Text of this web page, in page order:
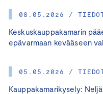
08.05.2026 /
Keskuskauppakamarin
epävarmaan kevääseen
05.05.2026 /
Kauppakamarikysely: